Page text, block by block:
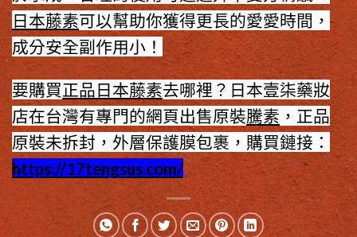
日本藤素可以幫助你獲得更長的愛愛時間，
成分安全副作用小！
要購買正品日本藤素去哪裡？日本壹柒藥妝
店在台灣有專門的網頁出售原裝騰素 ，正品
原裝未拆封，外層保護膜包裹，購買鏈接：
https://17tengsus.com/